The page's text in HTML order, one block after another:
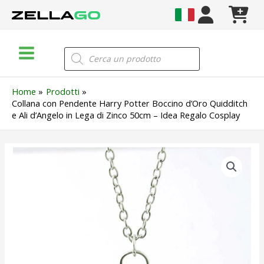
Menu
Products
search
Home
Prodotti
Collana con Pendente Harry Potter Boccino d’Oro Quidditch
e Ali d’Angelo in Lega di Zinco 50cm – Idea Regalo Cosplay
Collana